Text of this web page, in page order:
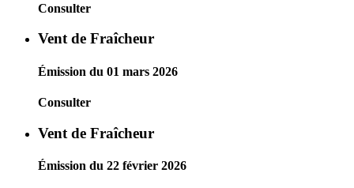
Consulter
Vent de Fraîcheur
Émission du 01 mars 2026
Consulter
Vent de Fraîcheur
Émission du 22 février 2026